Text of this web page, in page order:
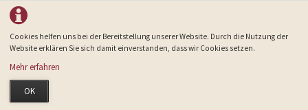
Cookies helfen uns bei der Bereitstellung unserer Website. Durch die Nutzung der
Website erklären Sie sich damit einverstanden, dass wir Cookies setzen.
Mehr erfahren
OK